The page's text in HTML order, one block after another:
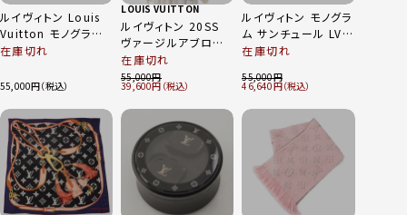
ルイヴィトン Louis
Vuitton モノグラム
LVボブールライン ダ
1A5SS3 ブラウン
在庫切れ
55,000
LOUIS VUITTON
ルイヴィトン 20SS
ヴァージルアブロー
フラワー 刺繍 半袖 T
シャツ トップス
HIY96W ブルー XS
在庫切れ
55,000
39,600
ルイヴィトン モノグラ
ム サンチュール LV
リバーシブル レザー
イビー 80/32
在庫切れ
55,000
46,640